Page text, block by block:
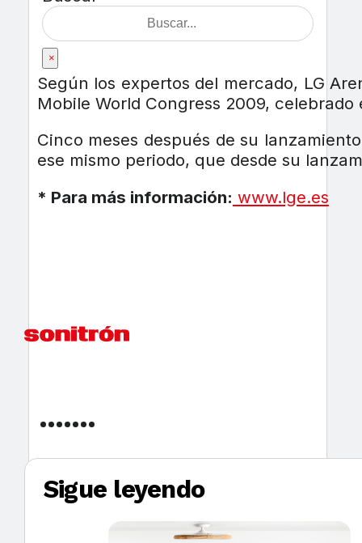
×
Según los expertos del mercado, LG
Mobile World Congress 2009,
Cinco meses después de su
ese mismo periodo, que desde su
* Para más información: www.lge.es
Sigue leyendo